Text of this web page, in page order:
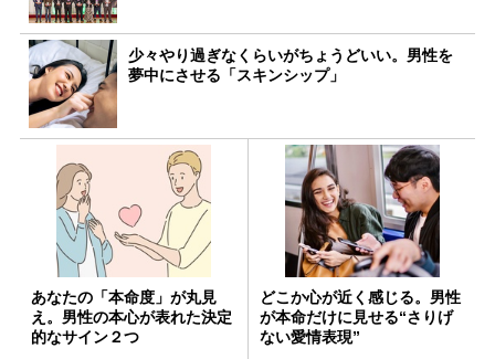
少々やり過ぎなくらいがちょうどいい。男性を
夢中にさせる「スキンシップ」
あなたの「本命度」が丸見
え。男性の本心が表れた決定
的なサイン２つ
どこか心が近く感じる。男性
が本命だけに見せる“さりげ
ない愛情表現”